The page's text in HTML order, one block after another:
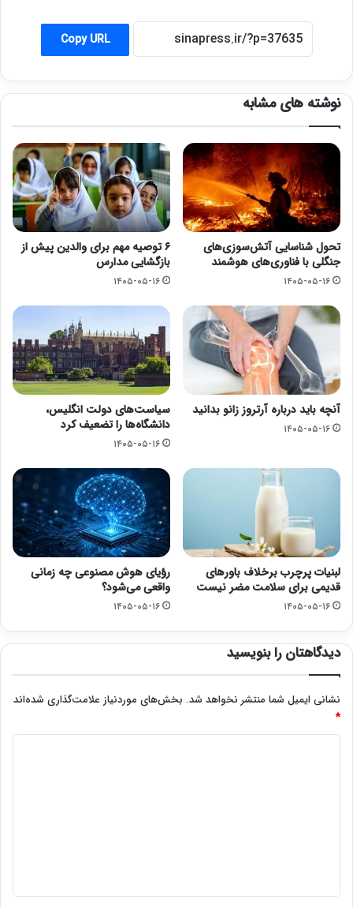
Copy URL
نوشته های مشابه
تحول شناسایی آتش‌سوزی‌های
جنگلی با فناوری‌های هوشمند
۱۴۰۵-۰۵-۱۶
۶ توصیه مهم برای والدین پیش از
بازگشایی مدارس
۱۴۰۵-۰۵-۱۶
آنچه باید درباره آرتروز زانو بدانید
۱۴۰۵-۰۵-۱۶
سیاست‌های دولت انگلیس،
دانشگاه‌ها را تضعیف کرد
۱۴۰۵-۰۵-۱۶
لبنیات پرچرب برخلاف باورهای
قدیمی برای سلامت مضر نیست
۱۴۰۵-۰۵-۱۶
رؤیای هوش مصنوعی چه زمانی
واقعی می‌شود؟
۱۴۰۵-۰۵-۱۶
دیدگاهتان را بنویسید
نشانی ایمیل شما منتشر نخواهد شد. بخش‌های موردنیاز علامت‌گذاری شده‌اند
*